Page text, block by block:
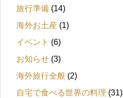
旅行準備 (14)
海外お土産 (1)
イベント (6)
お知らせ (3)
海外旅行全般 (2)
自宅で食べる世界の料理 (31)